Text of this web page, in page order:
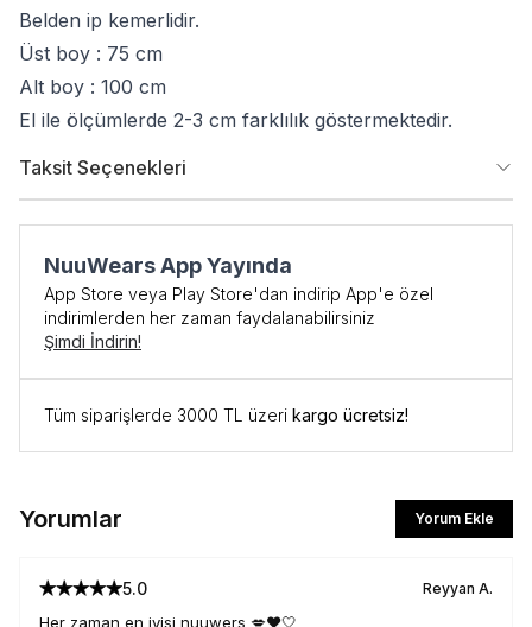
Belden ip kemerlidir.
Üst boy : 75 cm
Alt boy : 100 cm
El ile ölçümlerde 2-3 cm farklılık göstermektedir.
Taksit Seçenekleri
NuuWears App Yayında
App Store veya Play Store'dan indirip App'e özel
indirimlerden her zaman faydalanabilirsiniz
Şimdi İndirin!
Tüm siparişlerde 3000 TL üzeri kargo ücretsiz!
Yorumlar Yorum Ekle
5.0 Reyyan A.
Her zaman en iyisi nuuwers 💋❤️🤍
İlk Siparişe Özel
%10 İNDİRİM
İlk siparişte %10 indirim kodunu öğrenmek ve